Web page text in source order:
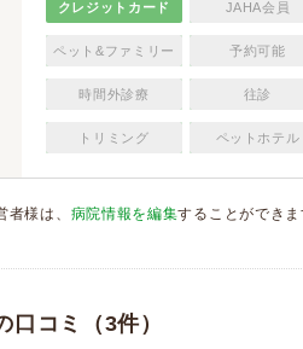
クレジットカード JAHA会員
ペット&ファミリー 予約可能
時間外診療 往診
トリミング ペットホテル
様は、 病院情報を編集することができま
口コミ（3件）